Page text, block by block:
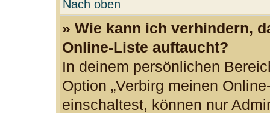
Nach oben
» Wie kann ich verhindern,
Online-Liste auftaucht?
In deinem persönlichen
Option „Verbirg meinen
einschaltest, können nur